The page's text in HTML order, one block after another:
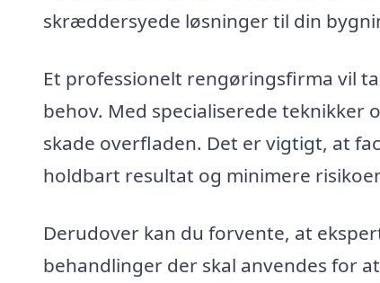
skræddersyede løsninger til din
Et professionelt rengøringsfirma vil
behov. Med specialiserede teknikker
skade overfladen. Det er vigtigt, at
holdbart resultat og minimere
Derudover kan du forvente, at
behandlinger der skal anvendes for